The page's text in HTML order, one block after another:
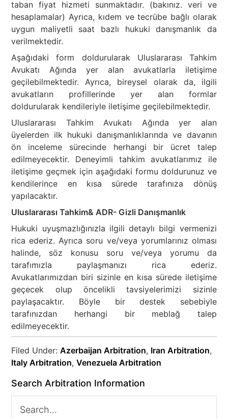
taban fiyat hizmeti sunmaktadır. (bakınız. veri ve
hesaplamalar) Ayrıca, kıdem ve tecrübe bağlı olarak
uygun maliyetli saat bazlı hukuki danışmanlık da
verilmektedir.
Aşağıdaki form doldurularak Uluslararası Tahkim
Avukatı Ağında yer alan avukatlarla iletişime
geçilebilmektedir. Ayrıca, bireysel olarak da, ilgili
avukatların profillerinde yer alan formlar
doldurularak kendileriyle iletişime geçilebilmektedir.
Uluslararası Tahkim Avukatı Ağında yer alan
üyelerden ilk hukuki danışmanlıklarında ve davanın
ön inceleme sürecinde herhangi bir ücret talep
edilmeyecektir. Deneyimli tahkim avukatlarımız ile
iletişime geçmek için aşağıdaki formu doldurunuz ve
kendilerince en kısa sürede tarafınıza dönüş
yapılacaktır.
Uluslararası Tahkim& ADR- Gizli Danışmanlık
Hukuki uyuşmazlığınızla ilgili detaylı bilgi vermenizi
rica ederiz. Ayrıca soru ve/veya yorumlarınız olması
halinde, söz konusu soru ve/veya yorumu da
tarafımızla paylaşmanızı rica ederiz.
Avukatlarımızdan biri sizinle en kısa sürede iletişime
geçecek olup öncelikli tavsiyelerimizi sizinle
paylaşacaktır. Böyle bir destek sebebiyle
tarafınızdan herhangi bir meblağ talep
edilmeyecektir.
Filed Under:Azerbaijan Arbitration, Iran Arbitration,
Italy Arbitration,Venezuela Arbitration
Search Arbitration Information